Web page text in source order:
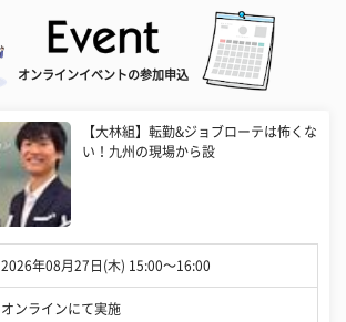
オンラインイベントの参加申込
【大林組】転勤&ジョブローテは怖くな
い！九州の現場から設
2026年08月27日(木) 15:00〜16:00
オンラインにて実施